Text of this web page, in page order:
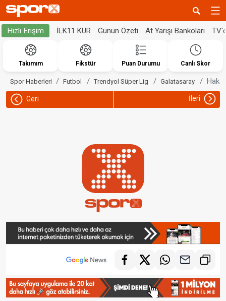
Hızlı Erişim İLK11 KUR Günün Özeti At Yarışı Bankoları
Takımım Fikstür Puan Durumu Canlı Skor
Spor Haberleri Futbol Trendyol Süper Lig Galatasaray
Geri İleri